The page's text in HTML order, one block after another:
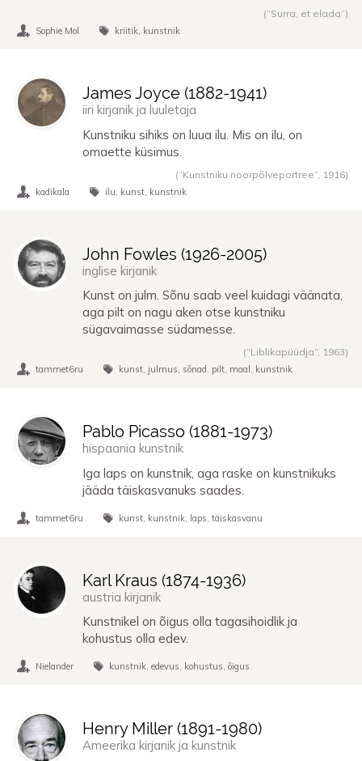
(“Surra, et elada”)
Sophie Mol kriitik kunstnik
James Joyce (1882-1941)
iiri kirjanik ja luuletaja
Kunstniku sihiks on luua ilu. Mis on ilu, on
omaette küsimus.
(“Kunstniku noorpõlveportree”, 1916)
kadikala ilu kunst kunstnik
John Fowles (1926-2005)
inglise kirjanik
Kunst on julm. Sõnu saab veel kuidagi väänata,
aga pilt on nagu aken otse kunstniku
sügavaimasse südamesse.
(“Liblikapüüdja”, 1963)
tammet6ru kunst julmus sõnad pilt maal kunstnik
Pablo Picasso (1881-1973)
hispaania kunstnik
Iga laps on kunstnik, aga raske on kunstnikuks
jääda täiskasvanuks saades.
tammet6ru kunst kunstnik laps täiskasvanu
Karl Kraus (1874-1936)
austria kirjanik
Kunstnikel on õigus olla tagasihoidlik ja
kohustus olla edev.
Nielander kunstnik edevus kohustus õigus
Henry Miller (1891-1980)
Ameerika kirjanik ja kunstnik